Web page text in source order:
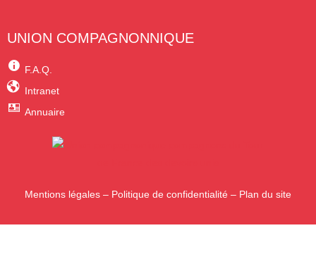
UNION COMPAGNONNIQUE
F.A.Q.
Intranet
Annuaire
Mentions légales – Politique de confidentialité – Plan du site